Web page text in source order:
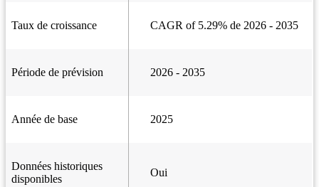
Taux de croissance CAGR of 5.29% de 2026 - 2035
Période de prévision 2026 - 2035
Année de base 2025
Données historiques
disponibles
Oui